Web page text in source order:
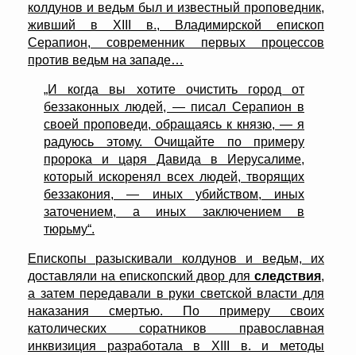
колдунов и ведьм был и известный проповедник,
живший в XIII в., Владимирской епископ
Серапион, современник первых процессов
против ведьм на западе…
„И когда вы хотите очистить город от
беззаконных людей, — писал Серапион в
своей проповеди, обращаясь к князю, — я
радуюсь этому. Очищайте по примеру
пророка и царя Давида в Иерусалиме,
который искоренял всех людей, творящих
беззакония, — иных убийством, иных
заточением, а иных заключением в
тюрьму“.
Епископы разыскивали колдунов и ведьм, их
доставляли на епископский двор для следствия,
а затем передавали в руки светской власти для
наказания смертью. По примеру своих
католических соратников православная
инквизиция разработала в XIII в. и методы